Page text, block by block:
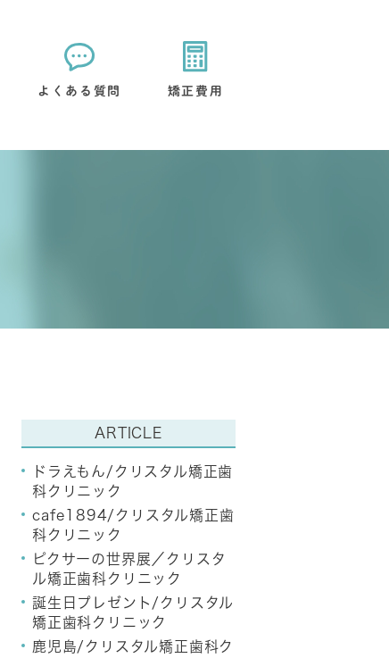
よくある質問 矯正費用
ARTICLE
ドラえもん/クリスタル矯正歯
科クリニック
cafe1894/クリスタル矯正歯
科クリニック
ピクサーの世界展／クリスタ
ル矯正歯科クリニック
誕生日プレゼント/クリスタル
矯正歯科クリニック
鹿児島/クリスタル矯正歯科ク